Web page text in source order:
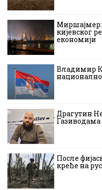
Миршајмер:
кијевског
економији
Владимир
Драгутин
Газиводама
После
креће на